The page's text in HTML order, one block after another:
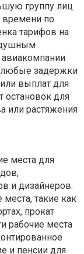
группу лиц
времени по
тарифов на
авиакомпании
любые задержки
выплат для
остановок для
или растяжения
места для
и дизайнеров.
такие как
прокат
рабочие места
и пенсии для